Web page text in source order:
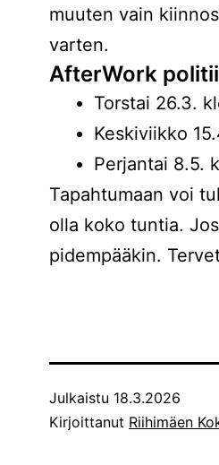
muuten vain
varten.
AfterWork
Torstai 26.3.
Keskiviikko
Perjantai 8.5.
Tapahtumaan voi
olla koko tuntia.
pidempääkin.
Julkaistu 18.3.2026
Kirjoittanut Riihimäen